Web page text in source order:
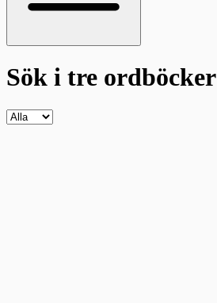
Sök i tre ordböcker